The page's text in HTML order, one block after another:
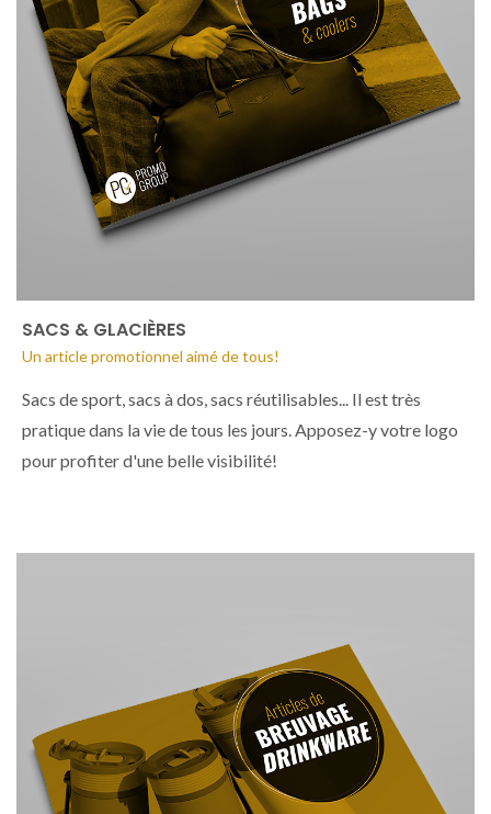
SACS & GLACIÈRES
Un article promotionnel aimé de tous!
Sacs de sport, sacs à dos, sacs réutilisables... Il est très
pratique dans la vie de tous les jours. Apposez-y votre logo
pour profiter d'une belle visibilité!